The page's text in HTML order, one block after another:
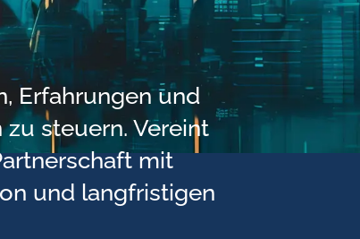
Erfahrungen und
steuern. Vereint
mit
und langfristigen